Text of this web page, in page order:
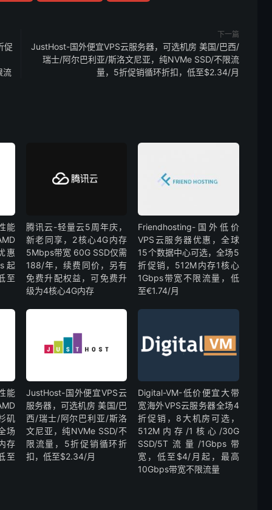
促
流
下一篇
JustHost-国外便宜VPS云服务器，可选机房 美国/巴西/
瑞士/阿尔巴利亚/斯洛文尼亚，纯NVMe SSD/不限流
量，5折促销循环折扣，低至$2.34/月
能
惠
起
至
腾讯云-轻量云5周年庆，
新老同享，2核心4G内存
5Mbps带宽 60G SSD仅需
188/年，续费同价，另有
免费升配权益，可免费升
级为4核心4G内存
Friendhosting-国外低价
VPS云服务器优惠，全球
15个数据中心可选，全场5
折促销，512M内存1核心
1Gbps带宽不限流量，低
至€1.74/月
能
矶
场
存
至
JustHost-国外便宜VPS云
服务器，可选机房 美国/巴
西/瑞士/阿尔巴利亚/斯洛
文尼亚，纯NVMe SSD/不
限流量，5折促销循环折
扣，低至$2.34/月
Digital-VM-低价便宜大带
宽海外VPS云服务器全场4
折促销，8大机房可选，
512M内存/1核心/30G
SSD/5T流量/1Gbps带
宽，低至$4/月起，最高
10Gbps带宽不限流量